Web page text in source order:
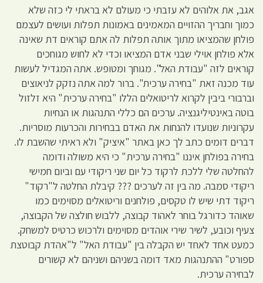
אגב, את אלוהים לא עזבתי כי מעולם לא בראתי לי כזה שלא
כמוך וחבריך ההזויים המאמינים באמונות תפלות ועושים לעצמם
פולחן שהמציאו מתוך אותה תפלות לה אתם קוראים דת שאינה
אלא פולחן אוילי שבני אדם המציאו וכדי לא לחוש מגוחכים
קוראים לזה "עבודת האל". מגוחך ומטופש. אתה המגדיל לעשות
עוד מכנה זאת "בחירה ערכית". ברור למה אתה נזקק לניאוצים
וברבורי ביבין לקרוא לריטואלים הללו "בחירה ערכית" היא זלזול
בוטה באינטיליגנציה. ערכים הם כללי התנהגות או הנחיות
עקרוניות שנועדו להנחות את האדם בבחירות והכרעות מוסריות.
דברים דומים כתב לך כאן באתר "איציק" ולא ראיתי שהשבת לו.
בחירה בפולחן איננו "בחירה ערכית" כי היא משולה ודומה
להחלטה שלי ללכת לרקוד כל יום שני ריקודי עם וביום חמישי
ריקודי סמבה. מה בין זה לערכים ??? קיבלת החלטה ל"רקוד"
ריקוד דתי שיש לו טקסים, פולחנים וריטואלים מסוימים כמו
שאוהד כדורגל בוחר לאהוד קבוצה, ללבוש חולצה של הקבוצה,
צעיף וכובע, לשיר שירי אוהדים מסוימים ולרכוש כרטיס למשחק.
כמעט אחד לאחד יש הקבלה בין "עבודת האל" ל"אהדת קבוטצת
ספורט" ההתנהגות מאד דומה בשניהם ושניהם לא קשורים
לבחירה ערכית.